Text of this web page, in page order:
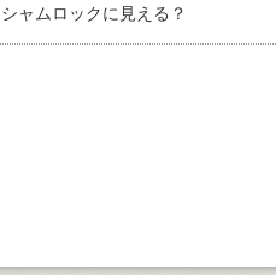
シャムロックに見える？